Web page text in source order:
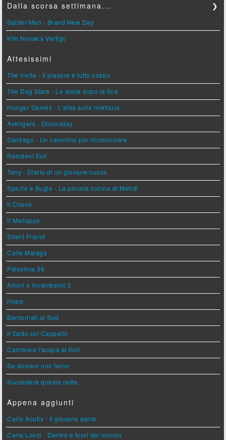
Dalla scorsa settimana... ❯
Spider-Man - Brand New Day
Kim Novak's Vertigo
Attesissimi
The Invite - Il piacere è tutto nostro
The Dog Stars - Le stelle dopo la fine
Hunger Games - L'alba sulla mietitura
Avengers - Doomsday
Santiago - Un cammino per ricominciare
Resident Evil
Tony - Diario di un giovane cuoco
Spezie e Bugie - La piccola cucina di Mehdi
Il Cileno
Il Malloppo
Silent Friend
Calle Malaga
Palestina 36
Amori e Incantesimi 2
Hope
Bentornati al Sud
Il Gatto col Cappello
Cambiare l'acqua ai fiori
Se domani non torno
Succederà questa notte
Appena aggiunti
Carlo Acutis - Il giovane santo
Carla Lonzi - Dentro e fuori dal mondo